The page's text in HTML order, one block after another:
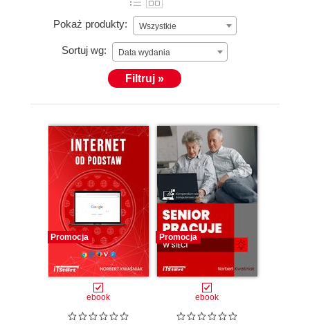
Pokaż produkty: Wszystkie
Sortuj wg: Data wydania
Filtruj »
Promocja
ebook
Promocja
ebook